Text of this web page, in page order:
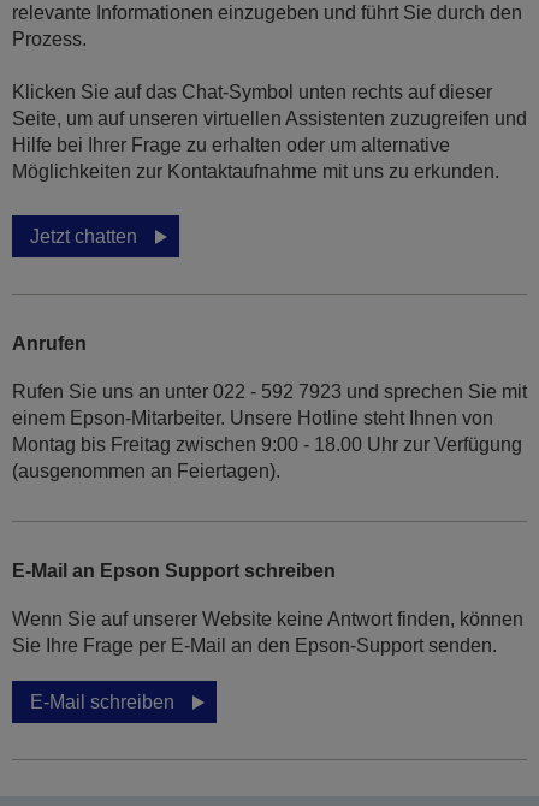
relevante Informationen einzugeben und führt Sie durch den
Prozess.
Klicken Sie auf das Chat-Symbol unten rechts auf dieser
Seite, um auf unseren virtuellen Assistenten zuzugreifen und
Hilfe bei Ihrer Frage zu erhalten oder um alternative
Möglichkeiten zur Kontaktaufnahme mit uns zu erkunden.
Jetzt chatten
Anrufen
Rufen Sie uns an unter 022 - 592 7923 und sprechen Sie mit
einem Epson-Mitarbeiter. Unsere Hotline steht Ihnen von
Montag bis Freitag zwischen 9:00 - 18.00 Uhr zur Verfügung
(ausgenommen an Feiertagen).
E-Mail an Epson Support schreiben
Wenn Sie auf unserer Website keine Antwort finden, können
Sie Ihre Frage per E-Mail an den Epson-Support senden.
E-Mail schreiben